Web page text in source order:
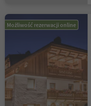
Możliwość rezerwacji online